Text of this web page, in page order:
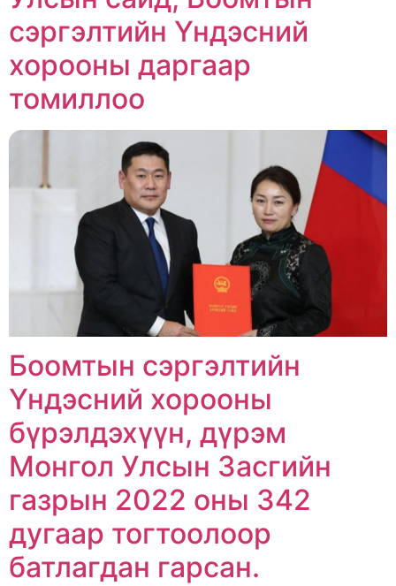
сэргэлтийн Үндэсний
хорооны даргаар
томиллоо
Боомтын сэргэлтийн
Үндэсний хорооны
бүрэлдэхүүн, дүрэм
Монгол Улсын Засгийн
газрын 2022 оны 342
дугаар тогтоолоор
батлагдан гарсан.